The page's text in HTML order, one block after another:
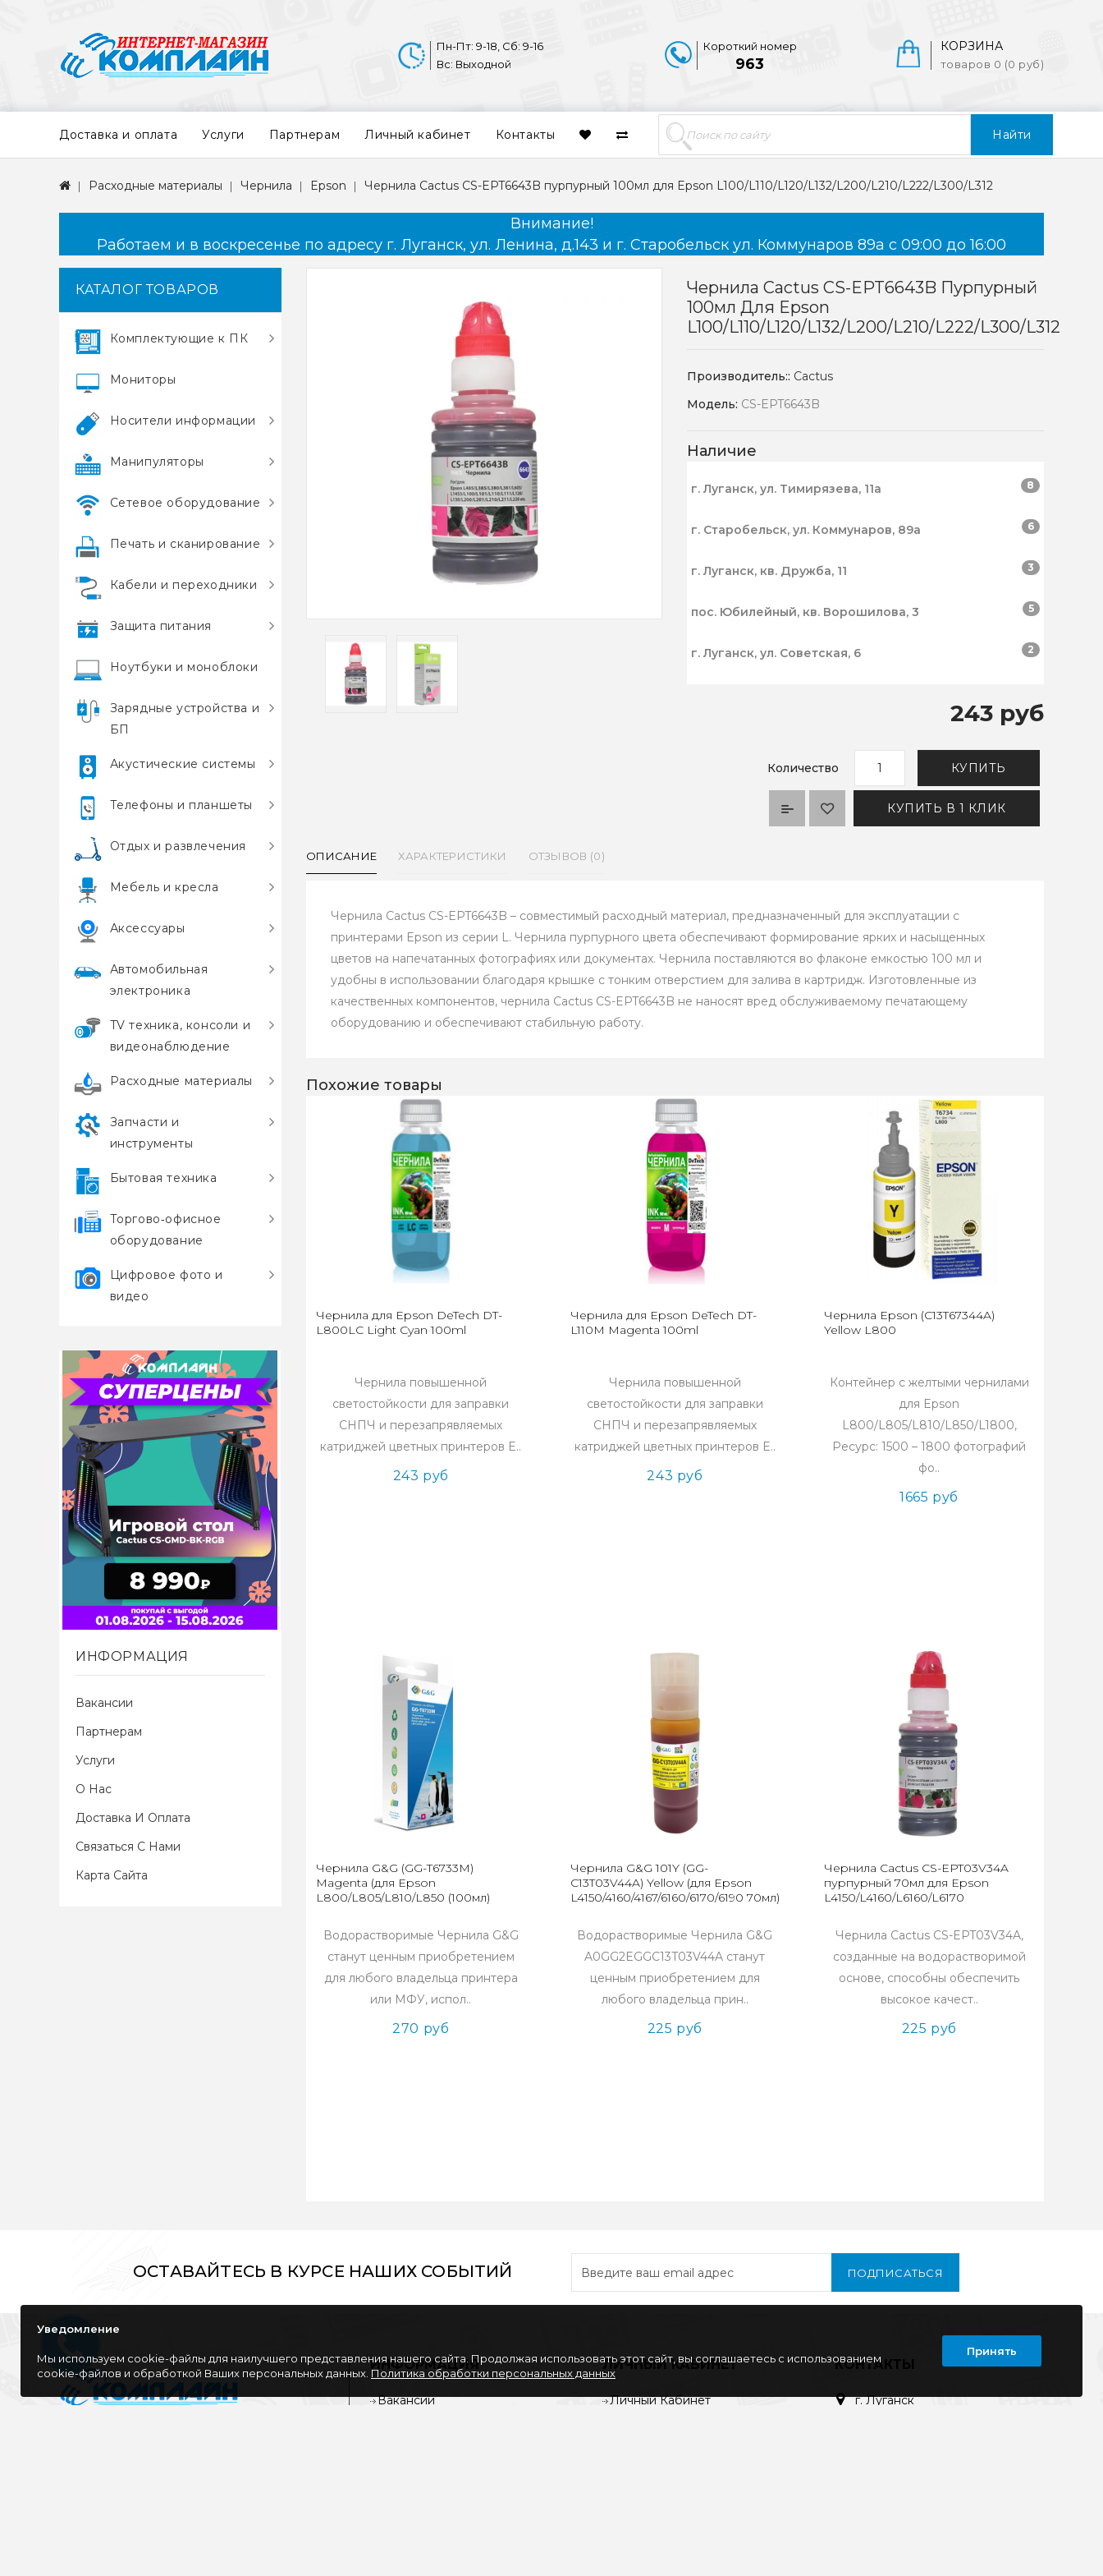
Найти
КОРЗИНА
товаров 0 (0 руб)
Короткий номер
963
Пн-Пт: 9-18, Сб: 9-16
Вс: Выходной
Доставка и оплата Услуги Партнерам Личный кабинет Контакты
Расходные материалы Чернила Epson Чернила Cactus CS-EPT6643B пурпурный 100мл для Epson L100/L110/L120/L132/L200/L210/L222/L300/L312
Внимание!
Работаем и в воскресенье по адресу г. Луганск, ул. Ленина, д.143 и г. Старобельск ул. Коммунаров 89а с 09:00 до 16:00
КАТАЛОГ ТОВАРОВ
Комплектующие к ПК
Мониторы
Носители информации
Манипуляторы
Сетевое оборудование
Печать и сканирование
Кабели и переходники
Защита питания
Ноутбуки и моноблоки
Зарядные устройства и
БП
Акустические системы
Телефоны и планшеты
Отдых и развлечения
Мебель и кресла
Аксессуары
Автомобильная
электроника
TV техника, консоли и
видеонаблюдение
Расходные материалы
Запчасти и
инструменты
Бытовая техника
Торгово‑офисное
оборудование
Цифровое фото и
видео
ИНФОРМАЦИЯ
Вакансии
Партнерам
Услуги
О Нас
Доставка И Оплата
Связаться С Нами
Карта Сайта
Чернила Cactus CS-EPT6643B Пурпурный
100мл Для Epson
L100/L110/L120/L132/L200/L210/L222/L300/L312
Производитель:: Cactus
Модель: CS-EPT6643B
Наличие
г. Луганск, ул. Тимирязева, 11а 8
г. Старобельск, ул. Коммунаров, 89а 6
г. Луганск, кв. Дружба, 11 3
пос. Юбилейный, кв. Ворошилова, 3 5
г. Луганск, ул. Советская, 6 2
243 руб
Количество КУПИТЬ
КУПИТЬ В 1 КЛИК
ОПИСАНИЕ ХАРАКТЕРИСТИКИ ОТЗЫВОВ (0)
Чернила Cactus CS-EPT6643B – совместимый расходный материал, предназначенный для эксплуатации с
принтерами Epson из серии L. Чернила пурпурного цвета обеспечивают формирование ярких и насыщенных
цветов на напечатанных фотографиях или документах. Чернила поставляются во флаконе емкостью 100 мл и
удобны в использовании благодаря крышке с тонким отверстием для залива в картридж. Изготовленные из
качественных компонентов, чернила Cactus CS-EPT6643B не наносят вред обслуживаемому печатающему
оборудованию и обеспечивают стабильную работу.
Похожие товары
Чернила для Epson DeTech DT-
L800LC Light Cyan 100ml
Чернила повышенной
светостойкости для заправки
СНПЧ и перезапрявляемых
катриджей цветных принтеров E..
243 руб
Чернила для Epson DeTech DT-
L110M Magenta 100ml
Чернила повышенной
светостойкости для заправки
СНПЧ и перезапрявляемых
катриджей цветных принтеров E..
243 руб
Чернила Epson (C13T67344A)
Yellow L800
Контейнер с желтыми чернилами
для Epson
L800/L805/L810/L850/L1800,
Ресурс: 1500 – 1800 фотографий
фо..
1665 руб
Чернила G&G (GG-T6733M)
Magenta (для Epson
L800/L805/L810/L850 (100мл)
Водорастворимые Чернила G&G
станут ценным приобретением
для любого владельца принтера
или МФУ, испол..
270 руб
Чернила G&G 101Y (GG-
C13T03V44A) Yellow (для Epson
L4150/4160/4167/6160/6170/6190 70мл)
Водорастворимые Чернила G&G
A0GG2EGGC13T03V44A станут
ценным приобретением для
любого владельца прин..
225 руб
Чернила Cactus CS-EPT03V34A
пурпурный 70мл для Epson
L4150/L4160/L6160/L6170
Чернила Сactus CS-EPT03V34A,
созданные на водорастворимой
основе, способны обеспечить
высокое качест..
225 руб
ОСТАВАЙТЕСЬ В КУРСЕ НАШИХ СОБЫТИЙ ПОДПИСАТЬСЯ
ИНФОРМАЦИЯ
Вакансии
ЛИЧНЫЙ КАБИНЕТ
Личный Кабинет
КОНТАКТЫ
г. Луганск
Уведомление
Мы используем cookie-файлы для наилучшего представления нашего сайта. Продолжая использовать этот сайт, вы соглашаетесь с использованием
cookie-файлов и обработкой Ваших персональных данных. Политика обработки персональных данных
Принять